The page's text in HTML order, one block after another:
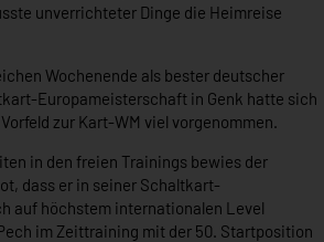
unverrichteter Dinge die Heimreise
Wochenende als bester deutscher
Europameisterschaft in Genk hatte sich
zur Kart-WM viel vorgenommen.
in den freien Trainings bewies der
dass er in seiner Schaltkart-
auf höchstem internationalen Level
im Zeittraining mit der 50. Startposition